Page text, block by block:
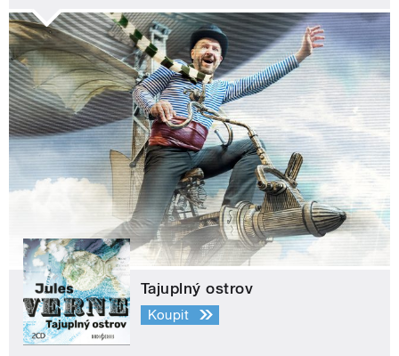
Tajuplný ostrov
Koupit